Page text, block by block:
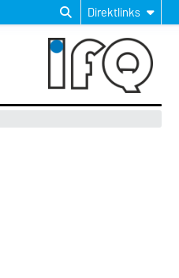
Direktlinks